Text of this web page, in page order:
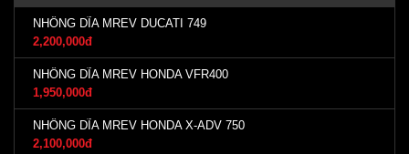
NHÔNG DĨA MREV DUCATI 749
2,200,000đ
NHÔNG DĨA MREV HONDA VFR400
1,950,000đ
NHÔNG DĨA MREV HONDA X-ADV 750
2,100,000đ